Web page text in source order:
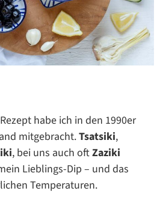
habe ich in den 1990er
mitgebracht.Tsatsiki,
, bei uns auch oftZaziki
Lieblings-Dip – und das
Temperaturen.